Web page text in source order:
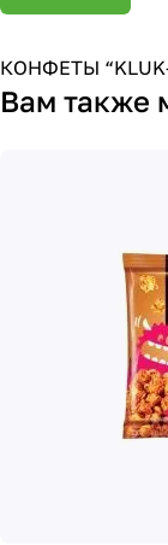
КОНФЕТЫ
Вам также